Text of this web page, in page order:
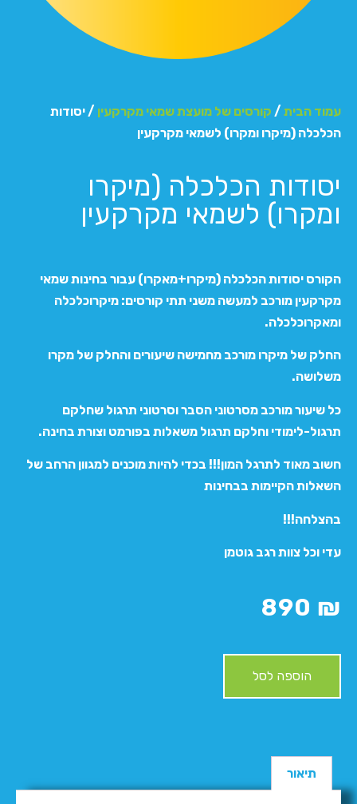
עמוד הבית / קורסים של מועצת שמאי מקרקעין / יסודות
הכלכלה (מיקרו ומקרו) לשמאי מקרקעין
יסודות הכלכלה (מיקרו
ומקרו) לשמאי מקרקעין
הקורס יסודות הכלכלה (מיקרו+מאקרו) עבור בחינות שמאי
מקרקעין מורכב למעשה משני תתי קורסים: מיקרוכלכלה
ומאקרוכלכלה.
החלק של מיקרו מורכב מחמישה שיעורים והחלק של מקרו
משלושה.
כל שיעור מורכב מסרטוני הסבר וסרטוני תרגול שחלקם
תרגול-לימודי וחלקם תרגול משאלות בפורמט וצורת בחינה.
חשוב מאוד לתרגל המון!!! בכדי להיות מוכנים למגוון הרחב של
השאלות הקיימות בבחינות
בהצלחה!!!
עדי וכל צוות רגב גוטמן
890 ₪
הוספה לסל
תיאור